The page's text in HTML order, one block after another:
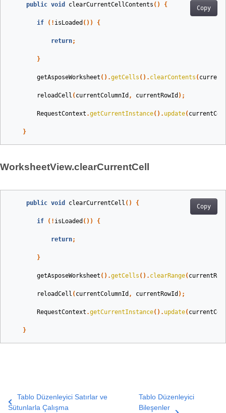
Copy
public void clearCurrentCellContents () {
if (! isLoaded ()) {
return;
}
getAsposeWorksheet ().getCells (). clearContents (
reloadCell (currentColumnId , currentRowId );
RequestContext .getCurrentInstance(). update(
}
WorksheetView.clearCurrentCell
Copy
public void clearCurrentCell () {
if (! isLoaded ()) {
return;
}
getAsposeWorksheet ().getCells (). clearRange(
reloadCell (currentColumnId , currentRowId );
RequestContext .getCurrentInstance(). update(
}
Tablo Düzenleyici Satırlar ve
Sütunlarla Çalışma
Tablo Düzenleyici
Bileşenler